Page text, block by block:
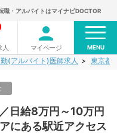
職・アルバイトはマイナビDOCTOR
人 マイページ MENU
(アルバイト)医師求人 東京都
日給8万円～10万円
にある駅近アクセス